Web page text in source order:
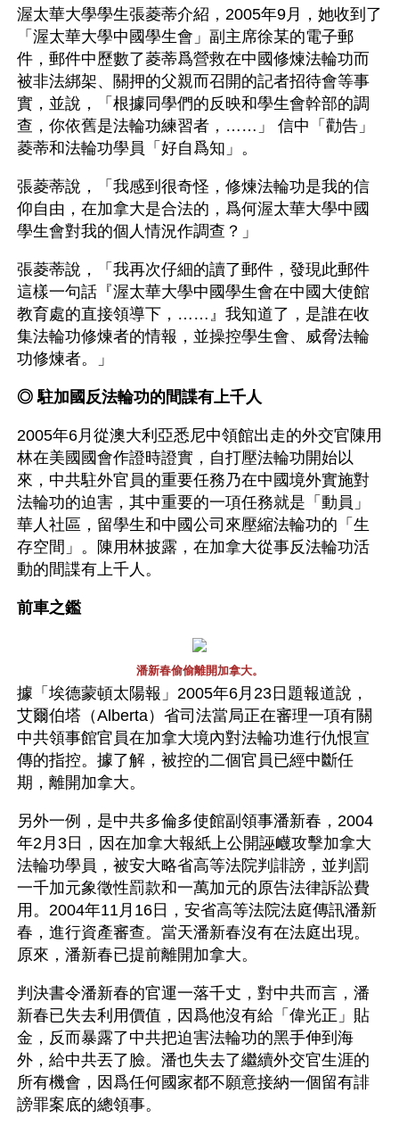
渥太華大學學生張菱蒂介紹，2005年9月，她收到了
「渥太華大學中國學生會」副主席徐某的電子郵
件，郵件中歷數了菱蒂爲營救在中國修煉法輪功而
被非法綁架、關押的父親而召開的記者招待會等事
實，並說，「根據同學們的反映和學生會幹部的調
查，你依舊是法輪功練習者，……」 信中「勸告」
菱蒂和法輪功學員「好自爲知」。
張菱蒂說，「我感到很奇怪，修煉法輪功是我的信
仰自由，在加拿大是合法的，爲何渥太華大學中國
學生會對我的個人情況作調查？」
張菱蒂說，「我再次仔細的讀了郵件，發現此郵件
這樣一句話『渥太華大學中國學生會在中國大使館
教育處的直接領導下，……』我知道了，是誰在收
集法輪功修煉者的情報，並操控學生會、威脅法輪
功修煉者。」
◎ 駐加國反法輪功的間諜有上千人
2005年6月從澳大利亞悉尼中領館出走的外交官陳用
林在美國國會作證時證實，自打壓法輪功開始以
來，中共駐外官員的重要任務乃在中國境外實施對
法輪功的迫害，其中重要的一項任務就是「動員」
華人社區，留學生和中國公司來壓縮法輪功的「生
存空間」。陳用林披露，在加拿大從事反法輪功活
動的間諜有上千人。
前車之鑑
潘新春偷偷離開加拿大。
據「埃德蒙頓太陽報」2005年6月23日題報道說，
艾爾伯塔（Alberta）省司法當局正在審理一項有關
中共領事館官員在加拿大境內對法輪功進行仇恨宣
傳的指控。據了解，被控的二個官員已經中斷任
期，離開加拿大。
另外一例，是中共多倫多使館副領事潘新春，2004
年2月3日，因在加拿大報紙上公開誣衊攻擊加拿大
法輪功學員，被安大略省高等法院判誹謗，並判罰
一千加元象徵性罰款和一萬加元的原告法律訴訟費
用。2004年11月16日，安省高等法院法庭傳訊潘新
春，進行資產審查。當天潘新春沒有在法庭出現。
原來，潘新春已提前離開加拿大。
判決書令潘新春的官運一落千丈，對中共而言，潘
新春已失去利用價值，因爲他沒有給「偉光正」貼
金，反而暴露了中共把迫害法輪功的黑手伸到海
外，給中共丟了臉。潘也失去了繼續外交官生涯的
所有機會，因爲任何國家都不願意接納一個留有誹
謗罪案底的總領事。